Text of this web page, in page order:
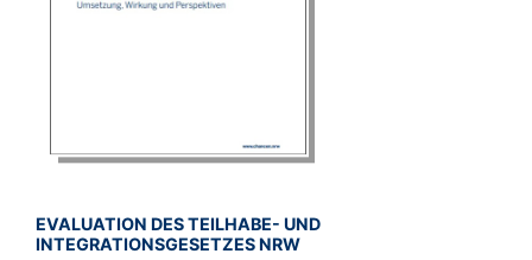
BROSCHÜRE:
EVALUATION DES TEILHABE- UND
INTEGRATIONSGESETZES NRW